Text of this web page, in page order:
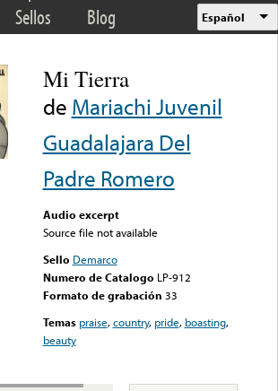
Sellos Blog Español
Mi Tierra
de Mariachi Juvenil
Guadalajara Del
Padre Romero
Audio excerpt
Source file not available
Sello Demarco
Numero de Catalogo LP-912
Formato de grabación 33
Temas praise,country, pride, boasting,
beauty